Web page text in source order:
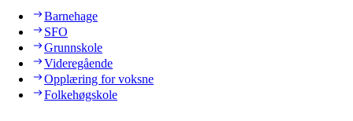
Barnehage
SFO
Grunnskole
Videregående
Opplæring for voksne
Folkehøgskole